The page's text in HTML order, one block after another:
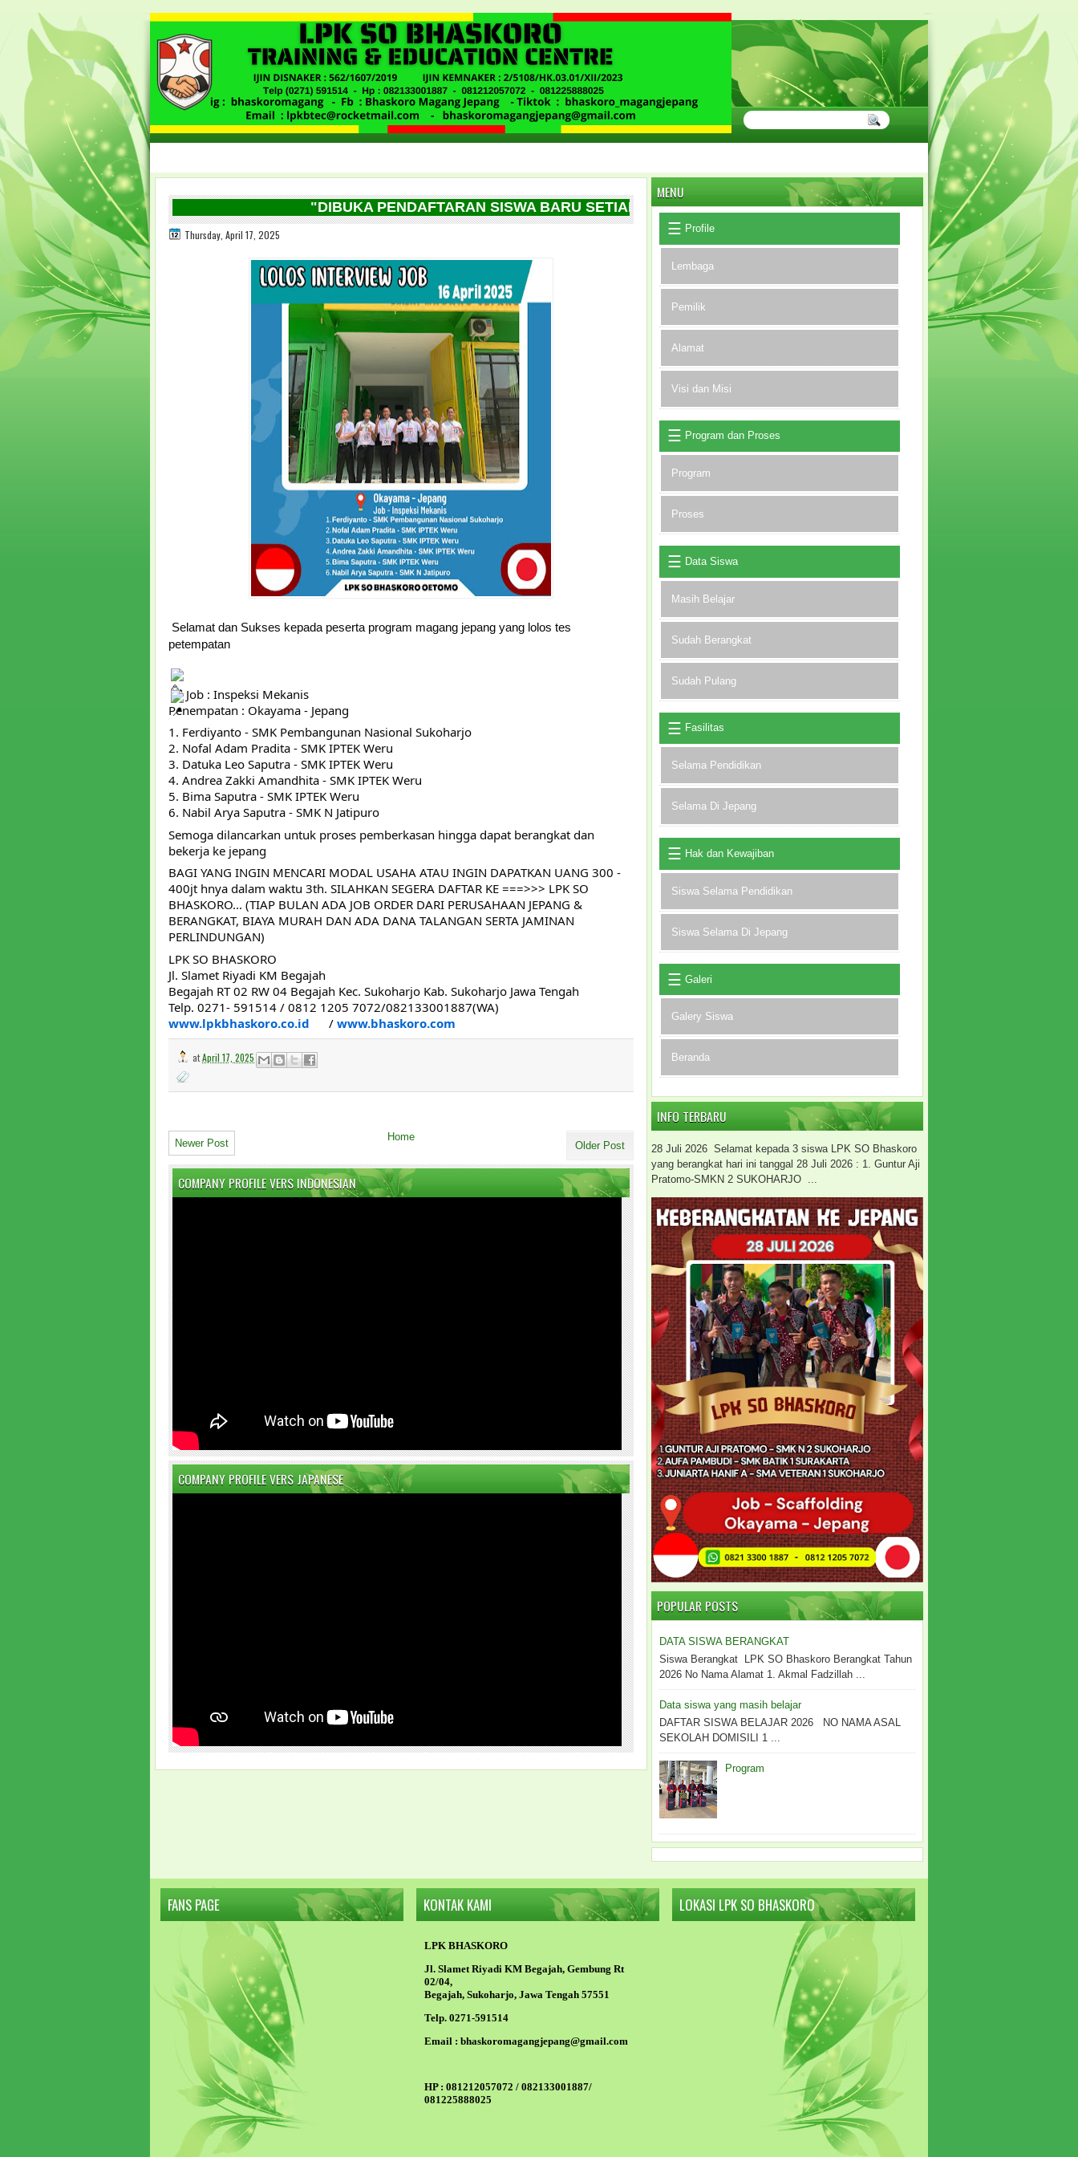
"DIBUKA PENDAFTARAN SISWA BARU SETIAP BULAN NYA, BURUAN SEGERA DAFTARKAN DIRI ANDA"
Thursday, April 17, 2025
Selamat dan Sukses kepada peserta program magang jepang yang lolos tes
petempatan
Job : Inspeksi Mekanis
Penempatan : Okayama - Jepang
1. Ferdiyanto - SMK Pembangunan Nasional Sukoharjo
2. Nofal Adam Pradita - SMK IPTEK Weru
3. Datuka Leo Saputra - SMK IPTEK Weru
4. Andrea Zakki Amandhita - SMK IPTEK Weru
5. Bima Saputra - SMK IPTEK Weru
6. Nabil Arya Saputra - SMK N Jatipuro
Semoga dilancarkan untuk proses pemberkasan hingga dapat berangkat dan
bekerja ke jepang
BAGI YANG INGIN MENCARI MODAL USAHA ATAU INGIN DAPATKAN UANG 300 -
400jt hnya dalam waktu 3th. SILAHKAN SEGERA DAFTAR KE ===>>> LPK SO
BHASKORO... (TIAP BULAN ADA JOB ORDER DARI PERUSAHAAN JEPANG &
BERANGKAT, BIAYA MURAH DAN ADA DANA TALANGAN SERTA JAMINAN
PERLINDUNGAN)
LPK SO BHASKORO
Jl. Slamet Riyadi KM Begajah
Begajah RT 02 RW 04 Begajah Kec. Sukoharjo Kab. Sukoharjo Jawa Tengah
Telp. 0271- 591514 / 0812 1205 7072/082133001887(WA)
www.lpkbhaskoro.co.id
/ www.bhaskoro.com
atApril 17, 2025
Newer Post Older Post
Home
COMPANY PROFILE VERS INDONESIAN
COMPANY PROFILE VERS JAPANESE
MENU
Profile
Lembaga
Pemilik
Alamat
Visi dan Misi
Program dan Proses
Program
Proses
Data Siswa
Masih Belajar
Sudah Berangkat
Sudah Pulang
Fasilitas
Selama Pendidikan
Selama Di Jepang
Hak dan Kewajiban
Siswa Selama Pendidikan
Siswa Selama Di Jepang
Galeri
Galery Siswa
Beranda
INFO TERBARU
28 Juli 2026 Selamat kepada 3 siswa LPK SO Bhaskoro
yang berangkat hari ini tanggal 28 Juli 2026 : 1. Guntur Aji
Pratomo-SMKN 2 SUKOHARJO ...
POPULAR POSTS
DATA SISWA BERANGKAT
Siswa Berangkat LPK SO Bhaskoro Berangkat Tahun
2026 No Nama Alamat 1. Akmal Fadzillah ...
Data siswa yang masih belajar
DAFTAR SISWA BELAJAR 2026 NO NAMA ASAL
SEKOLAH DOMISILI 1 ...
Program
FANS PAGE KONTAK KAMI
LPK BHASKORO
Jl. Slamet Riyadi KM Begajah, Gembung Rt
02/04,
Begajah, Sukoharjo, Jawa Tengah 57551
Telp. 0271-591514
Email : bhaskoromagangjepang@gmail.com
HP : 081212057072 / 082133001887/
081225888025
LOKASI LPK SO BHASKORO